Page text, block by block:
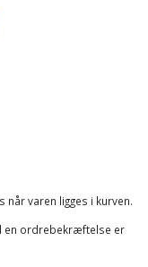
varen ligges i kurven.
en ordrebekræftelse er